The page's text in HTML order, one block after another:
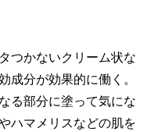
つかないクリーム状な
成分が効果的に働く。
る部分に塗って気にな
ハマメリスなどの肌を